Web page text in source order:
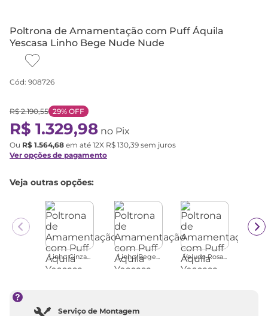
Poltrona de Amamentação com Puff Áquila
Yescasa Linho Bege Nude Nude
Cód: 908726
R$ 2.190,55 29% OFF
R$ 1.329,98 no Pix
Ou R$ 1.564,68 em até 12X R$ 130,39 sem juros
Ver opções de pagamento
Veja outras opções:
Linho Cinza... Linho/Bege... Veludo Rosa...
Serviço de Montagem